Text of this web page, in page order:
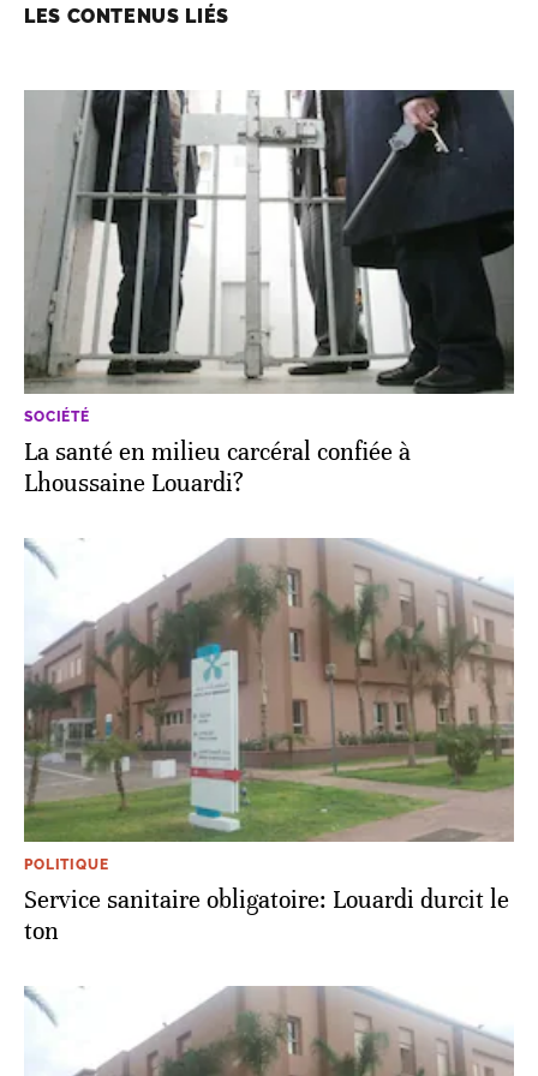
LES CONTENUS LIÉS
SOCIÉTÉ
La santé en milieu carcéral confiée à
Lhoussaine Louardi?
POLITIQUE
Service sanitaire obligatoire: Louardi durcit le
ton